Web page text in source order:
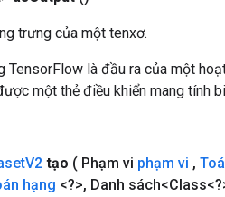
trưng của một tenxơ.
TensorFlow là đầu ra của một
một thẻ điều khiển mang tính
V2 tạo ( Phạm vi phạm vi ,
hạng <?>, Danh